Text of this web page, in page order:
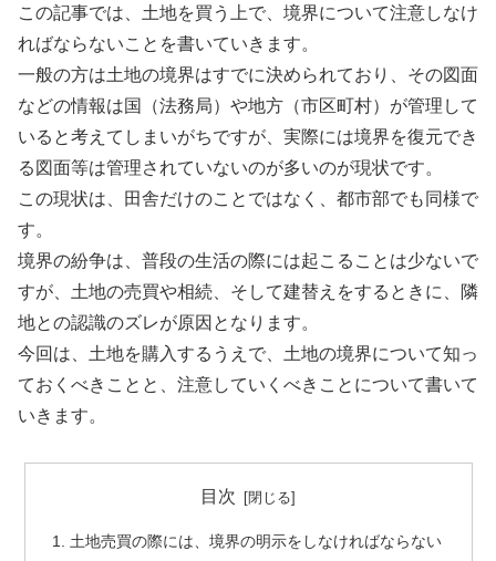
この記事では、土地を買う上で、境界について注意しなけ
ればならないことを書いていきます。
一般の方は土地の境界はすでに決められており、その図面
などの情報は国（法務局）や地方（市区町村）が管理して
いると考えてしまいがちですが、実際には境界を復元でき
る図面等は管理されていないのが多いのが現状です。
この現状は、田舎だけのことではなく、都市部でも同様で
す。
境界の紛争は、普段の生活の際には起こることは少ないで
すが、土地の売買や相続、そして建替えをするときに、隣
地との認識のズレが原因となります。
今回は、土地を購入するうえで、土地の境界について知っ
ておくべきことと、注意していくべきことについて書いて
いきます。
目次
土地売買の際には、境界の明示をしなければならない